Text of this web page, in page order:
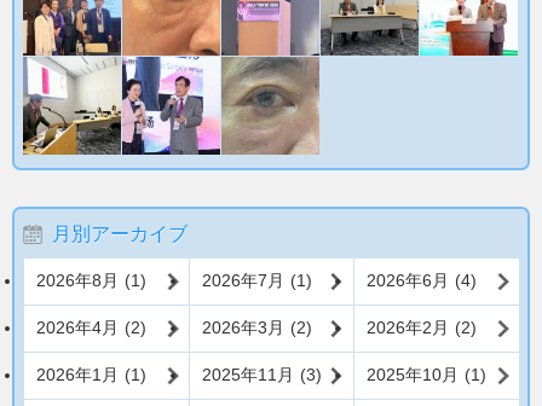
月別アーカイブ
2026年8月 (1) 2026年7月 (1) 2026年6月 (4)
2026年4月 (2) 2026年3月 (2) 2026年2月 (2)
2026年1月 (1) 2025年11月 (3) 2025年10月 (1)